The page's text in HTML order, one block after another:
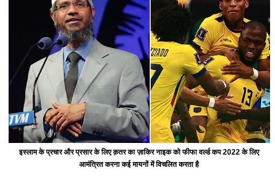
इस्लाम के प्रचार और प्रसार के लिए क़तर का ज़ाकिर नाइक को फीफा वर्ल्ड कप 2022 के लिए
आमंत्रित करना कई मायनों में विचलित करता है